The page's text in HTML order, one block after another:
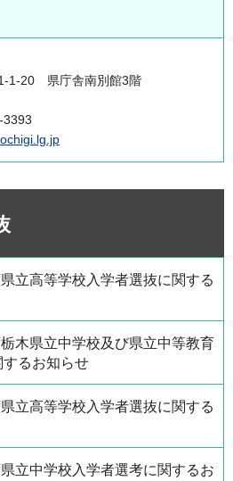
1-20 県庁舎南別館3階
3393
立高等学校入学者選抜に関する
木県立中学校及び県立中等教育
るお知らせ
立高等学校入学者選抜に関する
立中学校入学者選考に関するお